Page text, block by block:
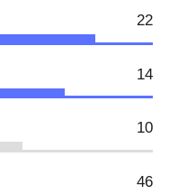
22
14
10
46